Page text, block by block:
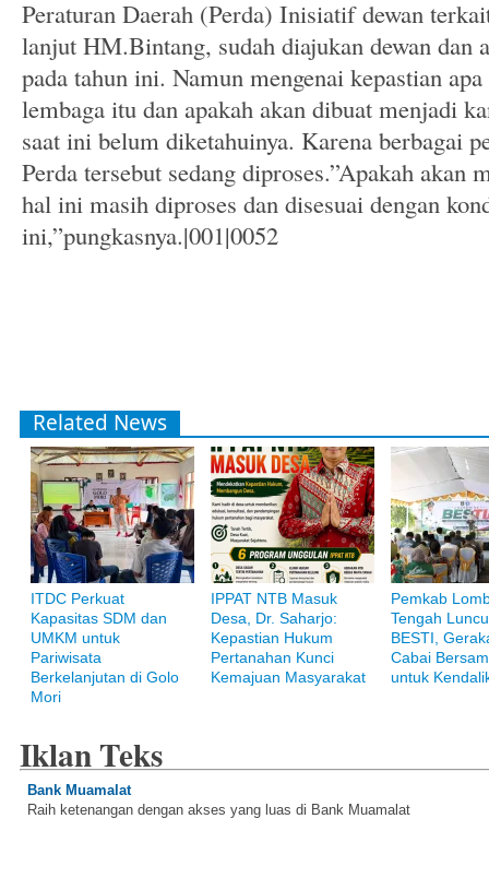
Peraturan Daerah (Perda) Inisiatif dewan
lanjut HM.Bintang, sudah diajukan dewan dan
pada tahun ini. Namun mengenai kepastian
lembaga itu dan apakah akan dibuat menjadi
saat ini belum diketahuinya. Karena berbagai
Perda tersebut sedang diproses.”Apakah akan
hal ini masih diproses dan disesuai dengan
ini,”pungkasnya.|001|0052
Related News
ITDC Perkuat
Kapasitas SDM dan
UMKM untuk
Pariwisata
Berkelanjutan di Golo
Mori
IPPAT NTB Masuk
Desa, Dr. Saharjo:
Kepastian Hukum
Pertanahan Kunci
Kemajuan Masyarakat
Pemkab
Tengah
BESTI,
Cabai
untuk
Iklan Teks
Bank Muamalat
Raih ketenangan dengan akses yang luas di Bank Muamalat